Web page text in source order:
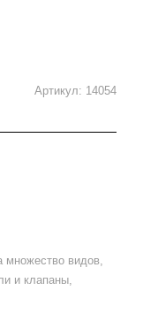
Артикул: 14054
множество видов,
и клапаны,